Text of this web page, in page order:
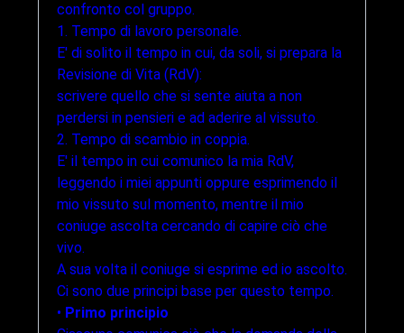
confronto col gruppo.
1. Tempo di lavoro personale.
E' di solito il tempo in cui, da soli, si prepara la
Revisione di Vita (RdV):
scrivere quello che si sente aiuta a non
perdersi in pensieri e ad aderire al vissuto.
2. Tempo di scambio in coppia.
E' il tempo in cui comunico la mia RdV,
leggendo i miei appunti oppure esprimendo il
mio vissuto sul momento, mentre il mio
coniuge ascolta cercando di capire ciò che
vivo.
A sua volta il coniuge si esprime ed io ascolto.
Ci sono due principi base per questo tempo.
• Primo principio